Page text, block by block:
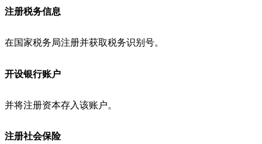
注册税务信息
在国家税务局注册并获取税务识别号。
开设银行账户
并将注册资本存入该账户。
注册社会保险